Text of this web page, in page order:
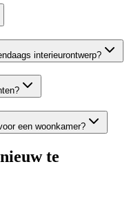
interieurontwerp?
een woonkamer?
te